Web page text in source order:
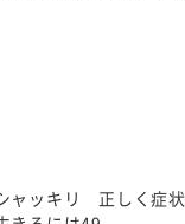
ャッキリ 正しく症